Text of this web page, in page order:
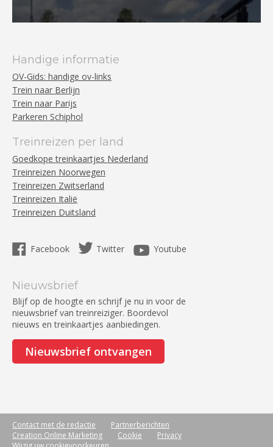
Handige informatie
OV-Gids: handige ov-links
Trein naar Berlijn
Trein naar Parijs
Parkeren Schiphol
Treinreizen per land
Goedkope treinkaartjes Nederland
Treinreizen Noorwegen
Treinreizen Zwitserland
Treinreizen Italië
Treinreizen Duitsland
Facebook Twitter Youtube
Nieuwsbrief
Blijf op de hoogte en schrijf je nu in voor de
nieuwsbrief van treinreiziger. Boordevol
nieuws en treinkaartjes aanbiedingen.
Nieuwsbrief ontvangen
Contact met de redactie
Partnerberichten
Creation Online Marketing
Cookie
Privacy